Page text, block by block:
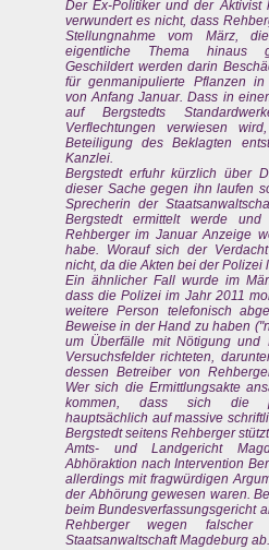
Der Ex-Politiker und der Aktivist
verwundert es nicht, dass
Stellungnahme vom März,
eigentliche Thema hinaus
Geschildert werden darin
für genmanipulierte Pflanzen
von Anfang Januar. Dass in
auf Bergstedts
Verflechtungen verwiesen
Beteiligung des Beklagten
Kanzlei.
Bergstedt erfuhr kürzlich über
dieser Sache gegen ihn laufen
Sprecherin der
Bergstedt ermittelt werde
Rehberger im Januar Anzeige
habe. Worauf sich der
nicht, da die Akten bei der Polizei
Ein ähnlicher Fall wurde im
dass die Polizei im Jahr 2011
weitere Person telefonisch
Beweise in der Hand zu haben
um Überfälle mit Nötigung
Versuchsfelder richteten,
dessen Betreiber von
Wer sich die Ermittlungsakte
kommen, dass sich die
hauptsächlich auf massive
Bergstedt seitens Rehberger
Amts- und Landgericht
Abhöraktion nach Intervention
allerdings mit fragwürdigen
der Abhörung gewesen waren.
beim Bundesverfassungsgericht
Rehberger wegen falscher
Staatsanwaltschaft Magdeburg ab.